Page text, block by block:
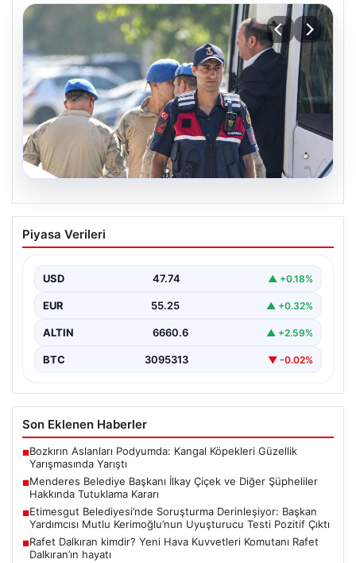
07.08.2026
Menderes Belediye Başkanı İlkay Çiçek
ve Diğer Şüpheliler Hakkında Tutuklama
İzmir Cumhuriyet Başsavcılığı'nın yürüttüğü kapsamlı
gerçekleşen usulsüzlük iddiaları gündemdeki yerini…
Piyasa Verileri
USD 47.74 ▲ +0.18%
EUR 55.25 ▲ +0.32%
ALTIN 6660.6 ▲ +2.59%
BTC 3095313 ▼ -0.02%
Son Eklenen Haberler
■Bozkırın Aslanları Podyumda: Kangal Köpekleri Güzellik
Yarışmasında Yarıştı
■Menderes Belediye Başkanı İlkay Çiçek ve Diğer Şüpheliler
Hakkında Tutuklama Kararı
■Etimesgut Belediyesi’nde Soruşturma Derinleşiyor: Başkan
Yardımcısı Mutlu Kerimoğlu’nun Uyuşturucu Testi Pozitif Çıktı
■Rafet Dalkıran kimdir? Yeni Hava Kuvvetleri Komutanı Rafet
Dalkıran’ın hayatı